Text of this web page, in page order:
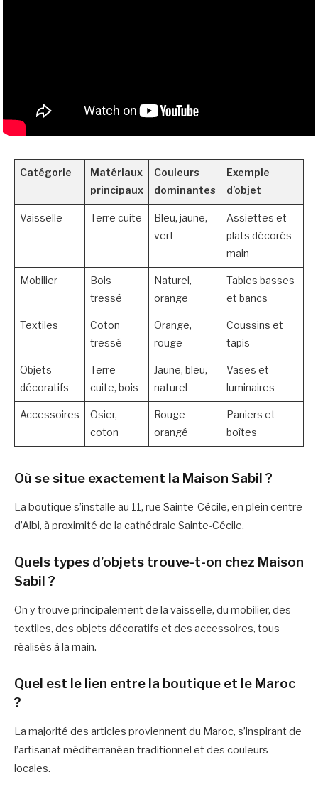
Catégorie
Matériaux
principaux
Couleurs
dominantes
Exemple
d’objet
Vaisselle Terre cuite
Bleu, jaune,
vert
Assiettes et
plats décorés
main
Mobilier
Bois
tressé
Naturel,
orange
Tables basses
et bancs
Textiles
Coton
tressé
Orange,
rouge
Coussins et
tapis
Objets
décoratifs
Terre
cuite, bois
Jaune, bleu,
naturel
Vases et
luminaires
Accessoires
Osier,
coton
Rouge
orangé
Paniers et
boîtes
Où se situe exactement la Maison Sabil ?
La boutique s’installe au 11, rue Sainte-Cécile, en plein centre
d’Albi, à proximité de la cathédrale Sainte-Cécile.
Quels types d’objets trouve-t-on chez Maison
Sabil ?
On y trouve principalement de la vaisselle, du mobilier, des
textiles, des objets décoratifs et des accessoires, tous
réalisés à la main.
Quel est le lien entre la boutique et le Maroc
?
La majorité des articles proviennent du Maroc, s’inspirant de
l’artisanat méditerranéen traditionnel et des couleurs
locales.